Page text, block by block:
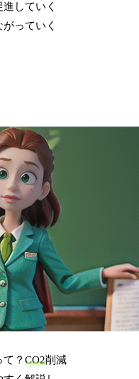
していく
っていく
て？CO2削減